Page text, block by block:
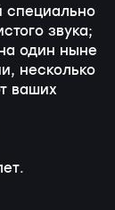
специально
звука;
один ныне
несколько
ваших